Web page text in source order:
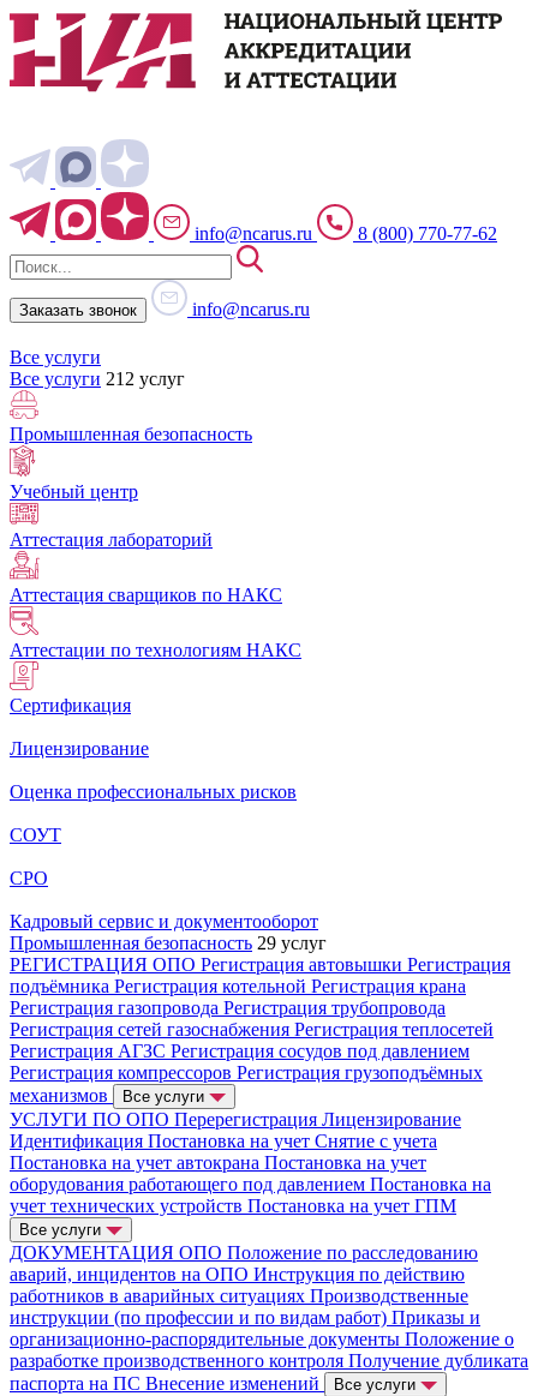
info@ncarus.ru 8 (800) 770-77-62
Заказать звонок info@ncarus.ru
Все услуги
Все услуги 212 услуг
Промышленная безопасность
Учебный центр
Аттестация лабораторий
Аттестация сварщиков по НАКС
Аттестации по технологиям НАКС
Сертификация
Лицензирование
Оценка профессиональных рисков
СОУТ
СРО
Кадровый сервис и документооборот
Промышленная безопасность 29 услуг
РЕГИСТРАЦИЯ ОПО Регистрация автовышки Регистрация
подъёмника Регистрация котельной Регистрация крана
Регистрация газопровода Регистрация трубопровода
Регистрация сетей газоснабжения Регистрация теплосетей
Регистрация АГЗС Регистрация сосудов под давлением
Регистрация компрессоров Регистрация грузоподъёмных
механизмов
Все услуги
УСЛУГИ ПО ОПО Перерегистрация Лицензирование
Идентификация Постановка на учет Снятие с учета
Постановка на учет автокрана Постановка на учет
оборудования работающего под давлением Постановка на
учет технических устройств Постановка на учет ГПМ
Все услуги
ДОКУМЕНТАЦИЯ ОПО Положение по расследованию
аварий, инцидентов на ОПО Инструкция по действию
работников в аварийных ситуациях Производственные
инструкции (по профессии и по видам работ) Приказы и
организационно-распорядительные документы Положение о
разработке производственного контроля Получение дубликата
паспорта на ПС Внесение изменений Все услуги